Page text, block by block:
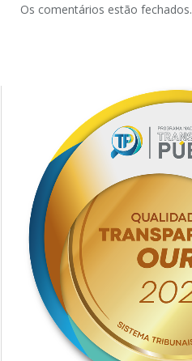
Os comentários estão fechados.